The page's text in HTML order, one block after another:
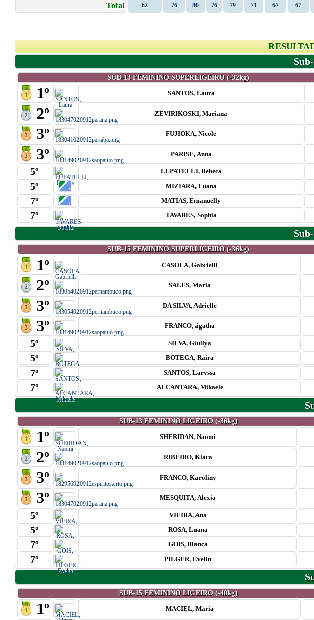
Total 62 76 80 76 79 71 67 67
SUB-13 FEMININO SUPERLIGEIRO (-32kg)
1º SANTOS, Laura
2º ZEVIRIKOSKI, Mariana
3º FUJIOKA, Nicole
3º PARISE, Anna
5º LUPATELLI, Rebeca
5º MIZIARA, Luana
7º MATIAS, Emanuelly
7º TAVARES, Sophia
SUB-15 FEMININO SUPERLIGEIRO (-36kg)
1º CASOLA, Gabrielli
2º SALES, Maria
3º DA SILVA, Adrielle
3º FRANCO, ágatha
5º SILVA, Giullya
5º BOTEGA, Raira
7º SANTOS, Laryssa
7º ALCANTARA, Mikaele
SUB-13 FEMININO LIGEIRO (-36kg)
1º SHERIDAN, Naomi
2º RIBEIRO, Klara
3º FRANCO, Karoliny
3º MESQUITA, Alexia
5º VIEIRA, Ana
5º ROSA, Luana
7º GOIS, Bianca
7º PILGER, Evelin
SUB-15 FEMININO LIGEIRO (-40kg)
1º MACIEL, Maria